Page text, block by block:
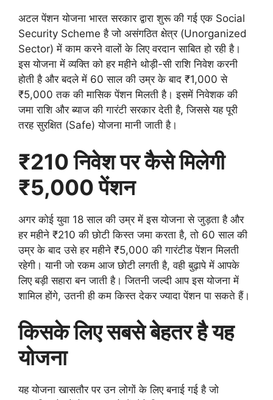
अटल पेंशन योजना भारत सरकार द्वारा शुरू की गई एक Social
Security Scheme है जो असंगठित क्षेत्र (Unorganized
Sector) में काम करने वालों के लिए वरदान साबित हो रही है।
इस योजना में व्यक्ति को हर महीने थोड़ी-सी राशि निवेश करनी
होती है और बदले में 60 साल की उम्र के बाद ₹1,000 से
₹5,000 तक की मासिक पेंशन मिलती है। इसमें निवेशक की
जमा राशि और ब्याज की गारंटी सरकार देती है, जिससे यह पूरी
तरह सुरक्षित (Safe) योजना मानी जाती है।
₹210 निवेश पर कैसे मिलेगी
₹5,000 पेंशन
अगर कोई युवा 18 साल की उम्र में इस योजना से जुड़ता है और
हर महीने ₹210 की छोटी किस्त जमा करता है, तो 60 साल की
उम्र के बाद उसे हर महीने ₹5,000 की गारंटीड पेंशन मिलती
रहेगी। यानी जो रकम आज छोटी लगती है, वही बुढ़ापे में आपके
लिए बड़ी सहारा बन जाती है। जितनी जल्दी आप इस योजना में
शामिल होंगे, उतनी ही कम किस्त देकर ज्यादा पेंशन पा सकते हैं।
किसके लिए सबसे बेहतर है यह
योजना
यह योजना खासतौर पर उन लोगों के लिए बनाई गई है जो